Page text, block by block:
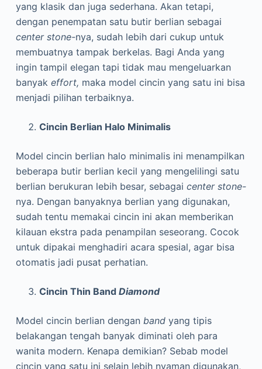
yang klasik dan juga sederhana. Akan tetapi,
dengan penempatan satu butir berlian sebagai
center stone-nya, sudah lebih dari cukup untuk
membuatnya tampak berkelas. Bagi Anda yang
ingin tampil elegan tapi tidak mau mengeluarkan
banyak effort, maka model cincin yang satu ini bisa
menjadi pilihan terbaiknya.
Cincin Berlian Halo Minimalis
Model cincin berlian halo minimalis ini menampilkan
beberapa butir berlian kecil yang mengelilingi satu
berlian berukuran lebih besar, sebagai center stone-
nya. Dengan banyaknya berlian yang digunakan,
sudah tentu memakai cincin ini akan memberikan
kilauan ekstra pada penampilan seseorang. Cocok
untuk dipakai menghadiri acara spesial, agar bisa
otomatis jadi pusat perhatian.
Cincin Thin Band Diamond
Model cincin berlian dengan band yang tipis
belakangan tengah banyak diminati oleh para
wanita modern. Kenapa demikian? Sebab model
cincin yang satu ini selain lebih nyaman digunakan,